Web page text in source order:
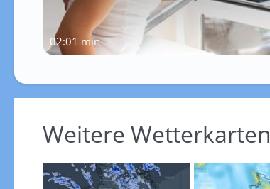
02:01 min
Weitere Wetterkarten